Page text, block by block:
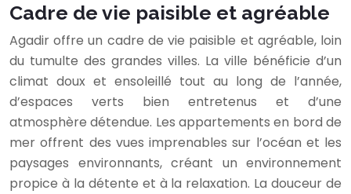
Cadre de vie paisible et agréable
Agadir offre un cadre de vie paisible et agréable, loin
du tumulte des grandes villes. La ville bénéficie d’un
climat doux et ensoleillé tout au long de l’année,
d’espaces verts bien entretenus et d’une
atmosphère détendue. Les appartements en bord de
mer offrent des vues imprenables sur l’océan et les
paysages environnants, créant un environnement
propice à la détente et à la relaxation. La douceur de